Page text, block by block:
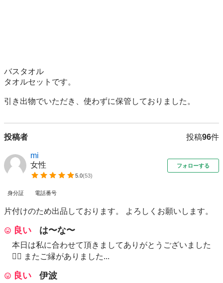
バスタオル
タオルセットです。
引き出物でいただき、使わずに保管しておりました。
投稿者 投稿96件
mi
女性
5.0(53)
フォローする
身分証 電話番号
片付けのため出品しております。 よろしくお願いします。
良い は〜な〜
本日は私に合わせて頂きましてありがとうございました
🙇‍♀️ またご縁がありました...
良い 伊波